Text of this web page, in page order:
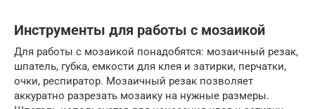
Инструменты для работы с мозаикой
Для работы с мозаикой понадобятся: мозаичный резак,
шпатель, губка, емкости для клея и затирки, перчатки,
очки, респиратор. Мозаичный резак позволяет
аккуратно разрезать мозаику на нужные размеры.